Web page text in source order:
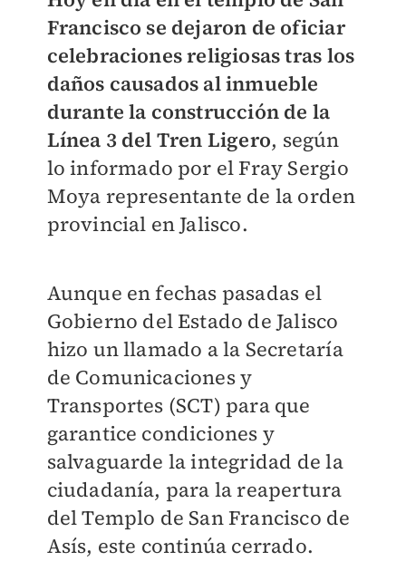
Francisco se dejaron de oficiar
celebraciones religiosas tras los
daños causados al inmueble
durante la construcción de la
Línea 3 del Tren Ligero, según
lo informado por el Fray Sergio
Moya representante de la orden
provincial en Jalisco.
Aunque en fechas pasadas el
Gobierno del Estado de Jalisco
hizo un llamado a la Secretaría
de Comunicaciones y
Transportes (SCT) para que
garantice condiciones y
salvaguarde la integridad de la
ciudadanía, para la reapertura
del Templo de San Francisco de
Asís, este continúa cerrado.